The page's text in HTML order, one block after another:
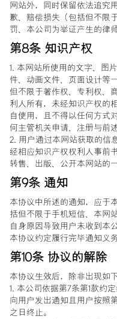
网站外，同时保留依法追究
歉、赔偿损失（包括但不限
罚、本公司为举证产生的律
第8条 知识产权
1. 本网站所使用的文字、图
件、动画文件、页面设计等
但不限于著作权、专利权、
利人所有，未经知识产权的
自使用，且不得以任何方式
何主管机关申请、注册与前
2. 用户通过本网站获取的信
经相应知识产权权利人事前
转售、出版、公开本网站的
第9条 通知
本协议中所述的通知，应于
括但不限于手机短信、本网
自身原因导致用户未收到本
本协议约定履行完毕通知义务
第10条 协议的解除
本协议生效后，除非出现如
1. 本公司依据第7条第1款约
向用户发出通知且用户按照
之日终止。